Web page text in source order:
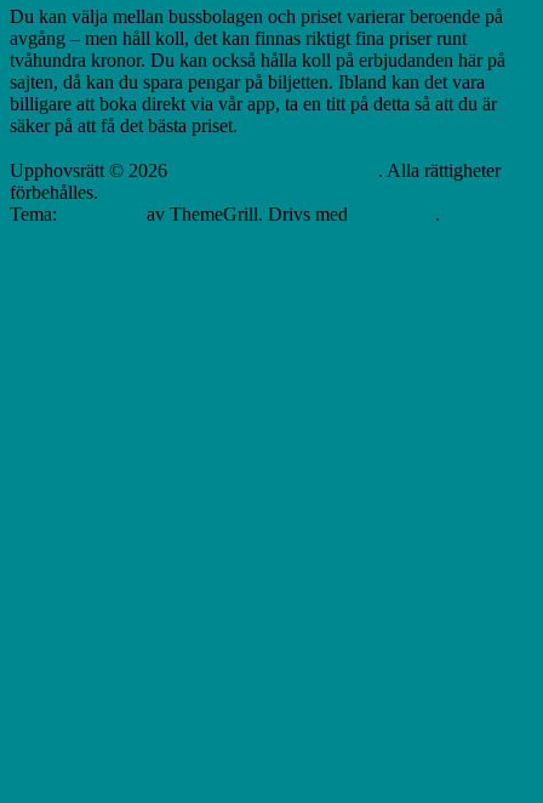
Du kan välja mellan bussbolagen och priset varierar beroende på
avgång – men håll koll, det kan finnas riktigt fina priser runt
tvåhundra kronor. Du kan också hålla koll på erbjudanden här på
sajten, då kan du spara pengar på biljetten. Ibland kan det vara
billigare att boka direkt via vår app, ta en titt på detta så att du är
säker på att få det bästa priset.
Upphovsrätt © 2026
. Alla rättigheter
förbehålles.
Tema:
av ThemeGrill. Drivs med .